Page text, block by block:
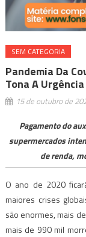
SEM CATEGORIA
Pandemia Da
Tona A
15 de outubro de
Pagamento do
supermercados
de renda,
O ano de 2020
maiores crises
são enormes, mais de
mais de 990 mil